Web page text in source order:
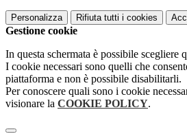
Personalizza Rifiuta tutti i cookies
Gestione cookie
In questa schermata è possibile scegliere
I cookie necessari sono quelli che
piattaforma e non è possibile disabilitarli.
Per conoscere quali sono i cookie
visionare la COOKIE POLICY.